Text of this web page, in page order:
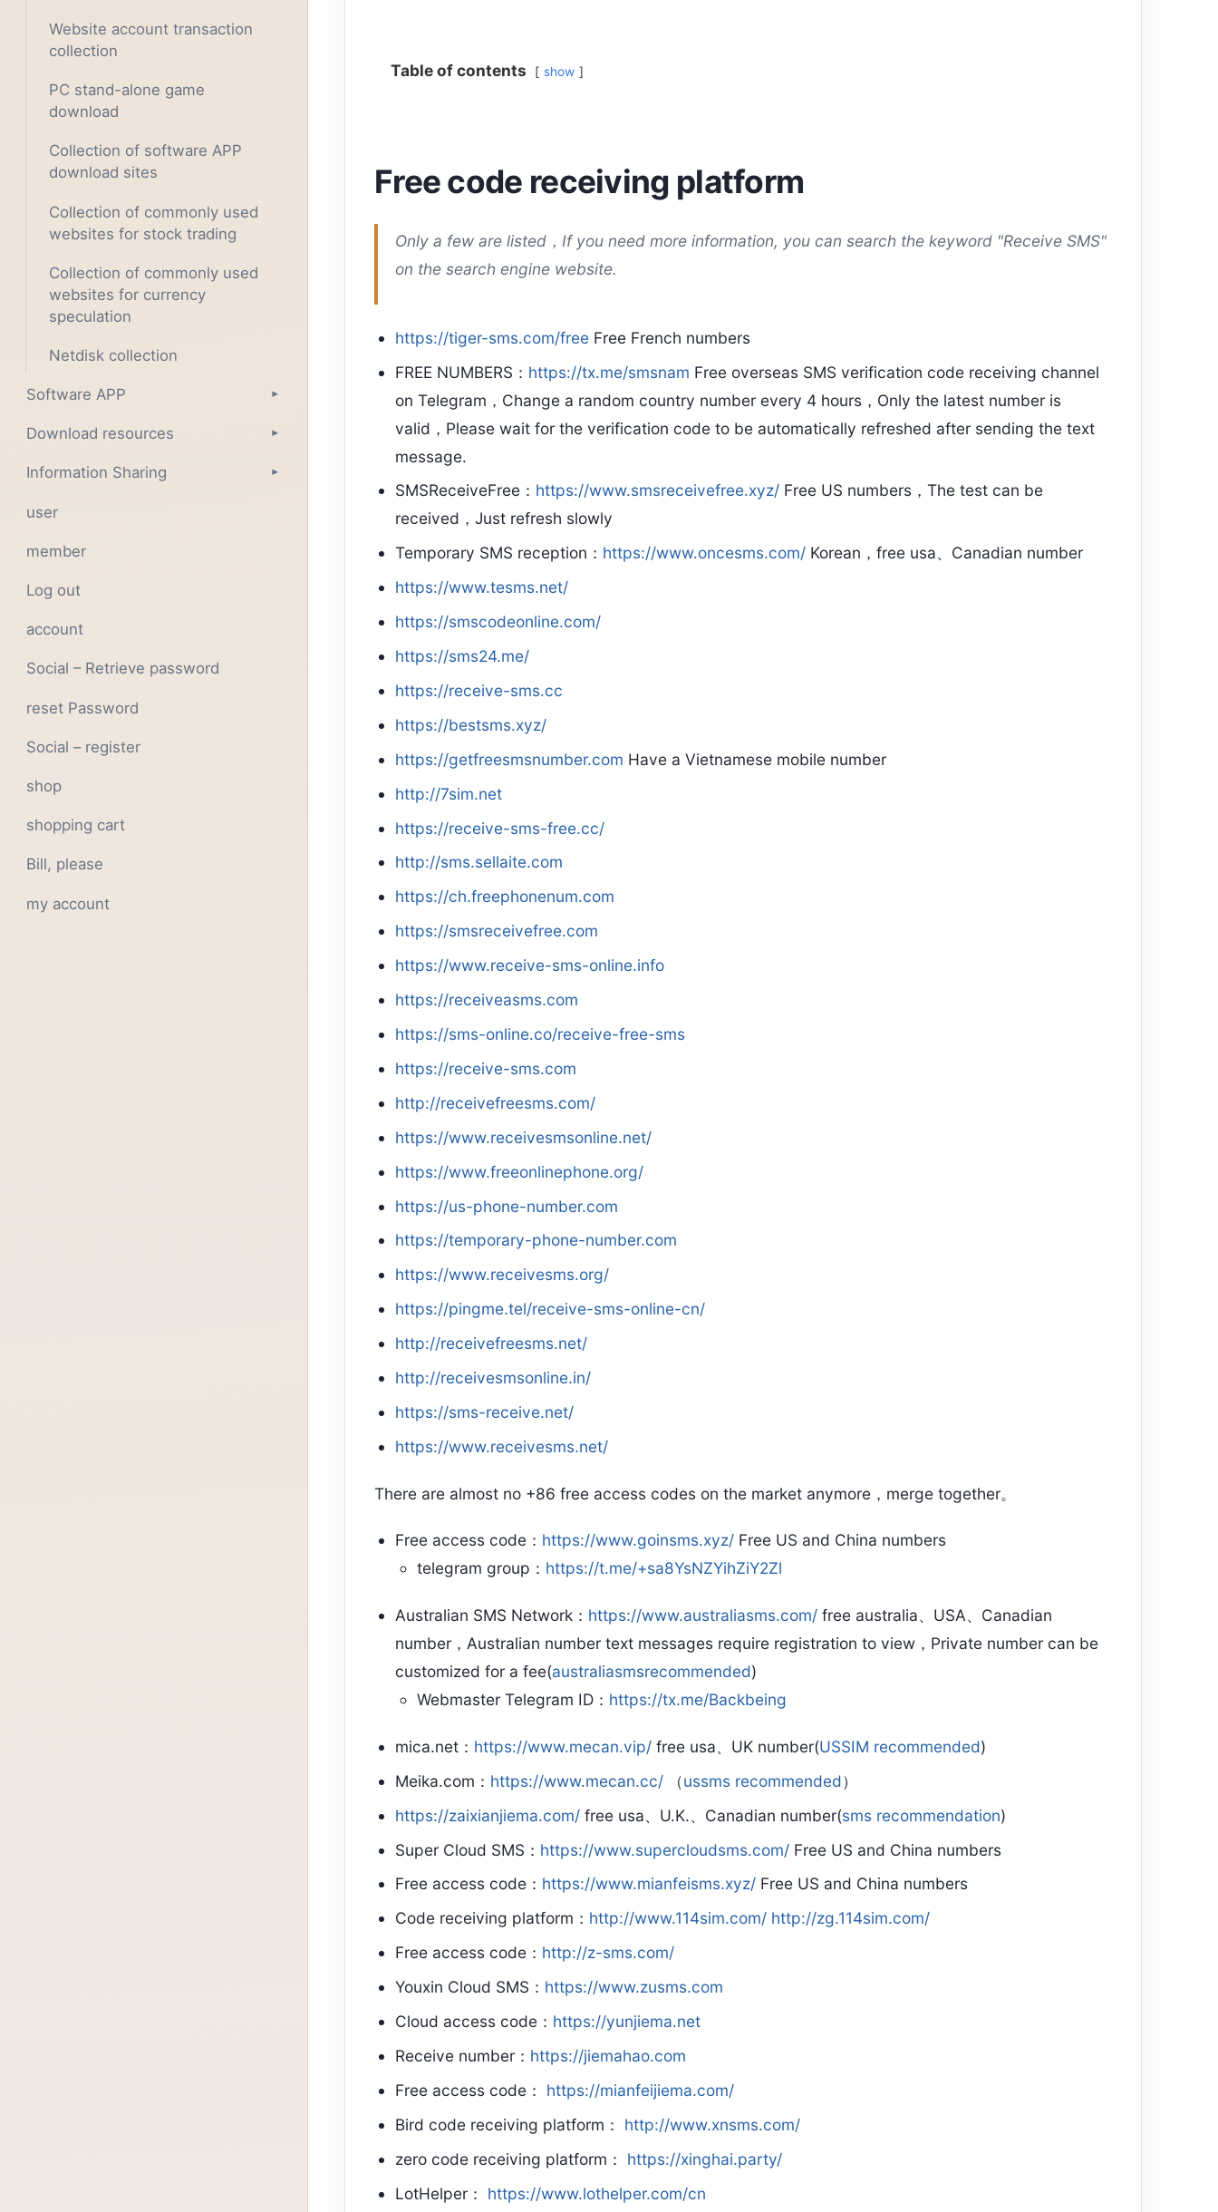
Website account transaction
collection
PC stand-alone game
download
Collection of software APP
download sites
Collection of commonly used
websites for stock trading
Collection of commonly used
websites for currency
speculation
Netdisk collection
Software APP ▾
Download resources ▾
Information Sharing ▾
user
member
Log out
account
Social – Retrieve password
reset Password
Social – register
shop
shopping cart
Bill, please
my account
Table of contents show
Free code receiving platform
Only a few are listed，If you need more information, you can search the keyword "Receive SMS"
on the search engine website.
https://tiger-sms.com/free Free French numbers
FREE NUMBERS： https://tx.me/smsnam Free overseas SMS verification code receiving channel
on Telegram，Change a random country number every 4 hours，Only the latest number is
valid，Please wait for the verification code to be automatically refreshed after sending the text
message.
SMSReceiveFree： https://www.smsreceivefree.xyz/ Free US numbers，The test can be
received，Just refresh slowly
Temporary SMS reception： https://www.oncesms.com/ Korean，free usa、Canadian number
https://www.tesms.net/
https://smscodeonline.com/
https://sms24.me/
https://receive-sms.cc
https://bestsms.xyz/
https://getfreesmsnumber.com Have a Vietnamese mobile number
http://7sim.net
https://receive-sms-free.cc/
http://sms.sellaite.com
https://ch.freephonenum.com
https://smsreceivefree.com
https://www.receive-sms-online.info
https://receiveasms.com
https://sms-online.co/receive-free-sms
https://receive-sms.com
http://receivefreesms.com/
https://www.receivesmsonline.net/
https://www.freeonlinephone.org/
https://us-phone-number.com
https://temporary-phone-number.com
https://www.receivesms.org/
https://pingme.tel/receive-sms-online-cn/
http://receivefreesms.net/
http://receivesmsonline.in/
https://sms-receive.net/
https://www.receivesms.net/
There are almost no +86 free access codes on the market anymore，merge together。
Free access code： https://www.goinsms.xyz/ Free US and China numbers
telegram group： https://t.me/+sa8YsNZYihZiY2Zl
Australian SMS Network： https://www.australiasms.com/ free australia、USA、Canadian
number，Australian number text messages require registration to view，Private number can be
customized for a fee(australiasmsrecommended)
Webmaster Telegram ID： https://tx.me/Backbeing
mica.net： https://www.mecan.vip/ free usa、UK number(USSIM recommended)
Meika.com： https://www.mecan.cc/ （ussms recommended）
https://zaixianjiema.com/ free usa、U.K.、Canadian number(sms recommendation)
Super Cloud SMS： https://www.supercloudsms.com/ Free US and China numbers
Free access code： https://www.mianfeisms.xyz/ Free US and China numbers
Code receiving platform： http://www.114sim.com/ http://zg.114sim.com/
Free access code： http://z-sms.com/
Youxin Cloud SMS： https://www.zusms.com
Cloud access code： https://yunjiema.net
Receive number： https://jiemahao.com
Free access code： https://mianfeijiema.com/
Bird code receiving platform： http://www.xnsms.com/
zero code receiving platform： https://xinghai.party/
LotHelper： https://www.lothelper.com/cn